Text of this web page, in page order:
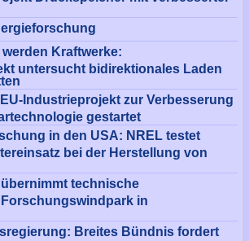
Kraftwerke:
untersucht bidirektionales Laden
Industrieprojekt zur Verbesserung
gestartet
in den USA: NREL testet
bei der Herstellung von
technische
in
Breites Bündnis fordert